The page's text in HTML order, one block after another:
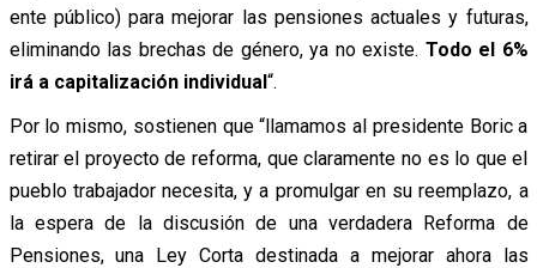
ente público) para mejorar las pensiones actuales y futuras,
eliminando las brechas de género, ya no existe. Todo el 6%
irá a capitalización individual“.
Por lo mismo, sostienen que “llamamos al presidente Boric a
retirar el proyecto de reforma, que claramente no es lo que el
pueblo trabajador necesita, y a promulgar en su reemplazo, a
la espera de la discusión de una verdadera Reforma de
Pensiones, una Ley Corta destinada a mejorar ahora las